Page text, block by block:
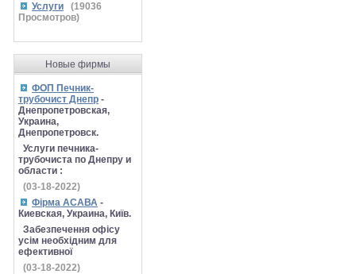
Услуги (19036
Просмотров)
Новые фирмы
ФОП Печник-
трубочист Днепр -
Днепропетровская,
Украина,
Днепропетровск.
Услуги печника-
трубочиста по Днепру и
области :
(03-18-2022)
Фірма АСАВА -
Киевская, Украина, Київ.
Забезпечення офісу
усім необхідним для
ефективної
(03-18-2022)